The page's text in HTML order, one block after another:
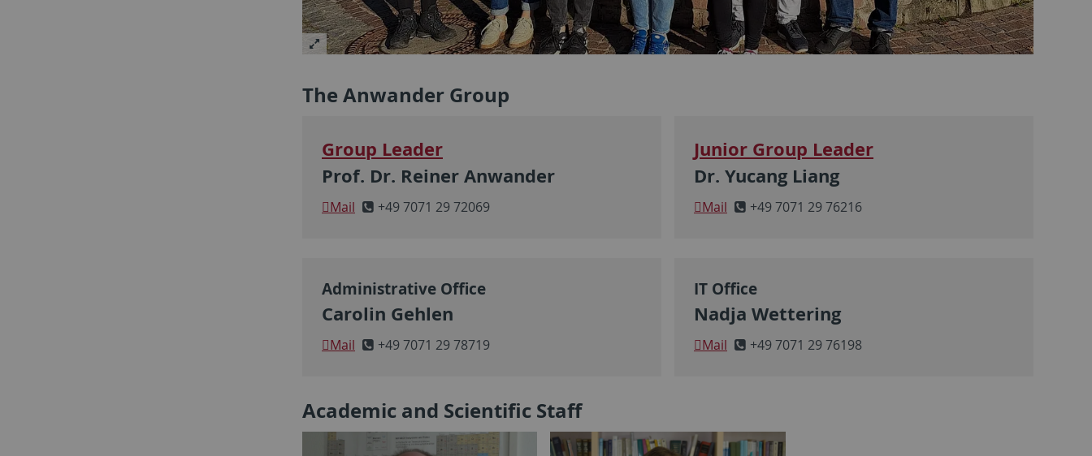
The Anwander Group
Group Leader
Prof. Dr. Reiner Anwander
Mail +49 7071 29 72069
Junior Group Leader
Dr. Yucang Liang
Mail +49 7071 29 76216
Administrative Office
Carolin Gehlen
Mail +49 7071 29 78719
IT Office
Nadja Wettering
Mail +49 7071 29 76198
Academic and Scientific Staff